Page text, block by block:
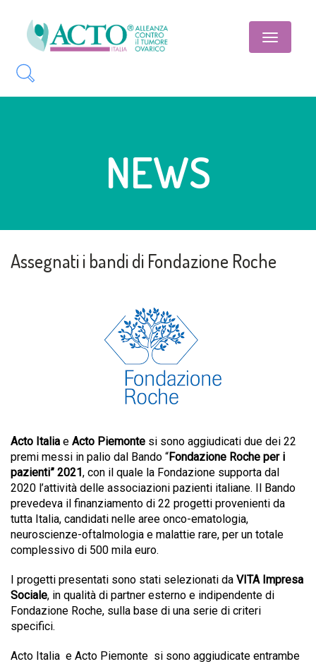
Toggle
NEWS
Assegnati i bandi di Fondazione Roche
Acto Italia e Acto Piemonte si sono aggiudicati due dei 22
premi messi in palio dal Bando “Fondazione Roche per i
pazienti” 2021 , con il quale la Fondazione supporta dal
2020 l’attività delle associazioni pazienti italiane.
Il Bando
prevedeva il finanziamento di 22 progetti provenienti da
tutta Italia, candidati nelle aree onco-ematologia,
neuroscienze-oftalmologia e malattie rare, per un totale
complessivo di 500 mila euro.
I progetti presentati sono stati selezionati da VITA Impresa
Sociale, in qualità di partner esterno e indipendente di
Fondazione Roche, sulla base di una serie di criteri
specifici.
Acto Italia e Acto Piemonte si sono aggiudicate entrambe